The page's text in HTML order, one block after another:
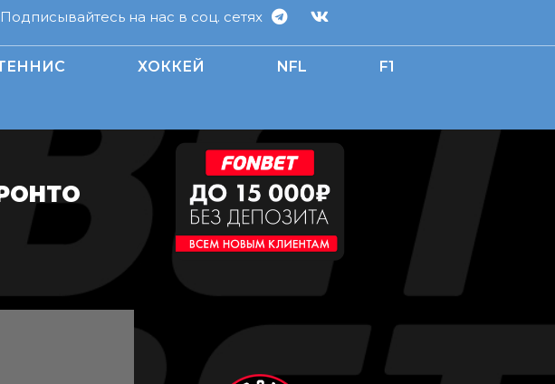
Подписывайтесь на нас в соц. сетях
ХОККЕЙ NFL F1